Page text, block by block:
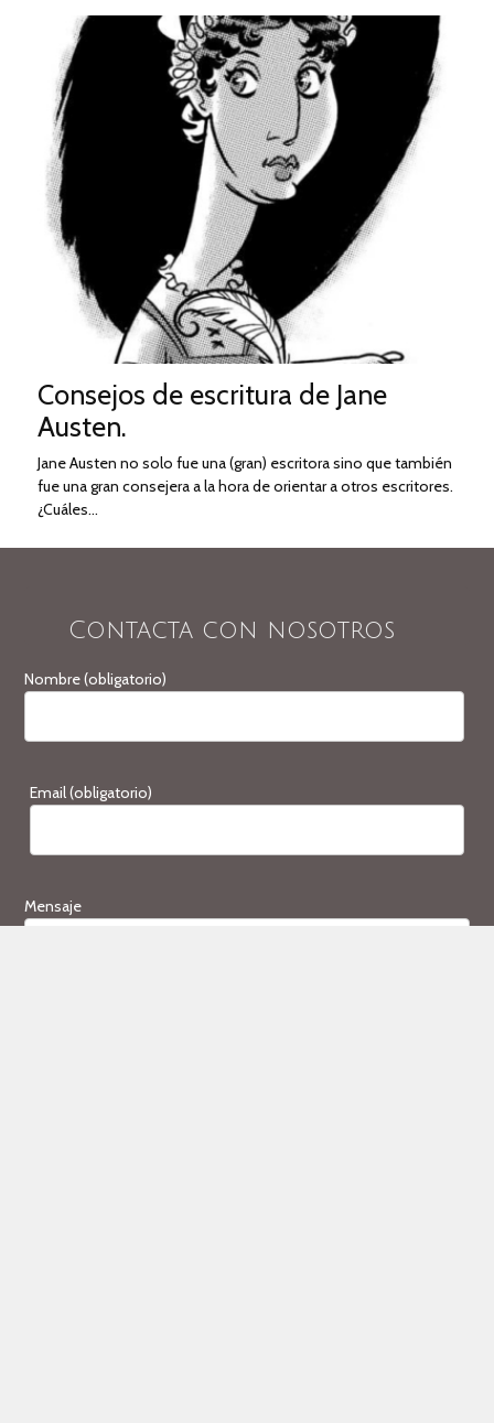
Consejos de escritura de Jane
Austen.
Jane Austen no solo fue una (gran) escritora sino que también
fue una gran consejera a la hora de orientar a otros escritores.
¿Cuáles…
Contacta con nosotros
Nombre (obligatorio)
Email (obligatorio)
Mensaje